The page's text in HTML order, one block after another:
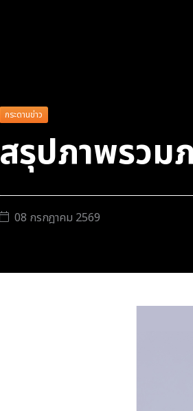
กระดานข่าว
สรุปภาพรวม
08 กรกฎาคม 2569